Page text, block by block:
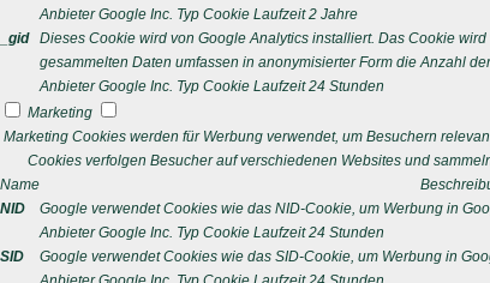
Anbieter Google Inc. Typ Cookie Laufzeit 2 Jahre
_gid
Dieses Cookie wird von Google Analytics installiert. Das Cookie
gesammelten Daten umfassen in anonymisierter Form die Anzahl
Anbieter Google Inc. Typ Cookie Laufzeit 24 Stunden
Marketing
Marketing Cookies werden für Werbung verwendet, um Besuchern
Cookies verfolgen Besucher auf verschiedenen Websites und
Name
NID
Google verwendet Cookies wie das NID-Cookie, um Werbung in
Anbieter Google Inc. Typ Cookie Laufzeit 24 Stunden
SID
Google verwendet Cookies wie das SID-Cookie, um Werbung in